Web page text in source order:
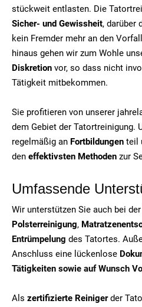
stückweit entlasten. Die
Sicher- und Gewissheit, darüber
kein Fremder mehr an den
hinaus gehen wir zum Wohle
Diskretion vor, so dass nicht
Tätigkeit mitbekommen.
Sie profitieren von unserer
dem Gebiet der Tatortreinigung.
regelmäßig an Fortbildungen teil
den effektivsten Methoden zur
Umfassende
Wir unterstützen Sie auch bei der
Polsterreinigung,
Entrümpelung des Tatortes.
Anschluss eine lückenlose
Tätigkeiten sowie auf Wunsch
Als zertifizierte Reinigerder